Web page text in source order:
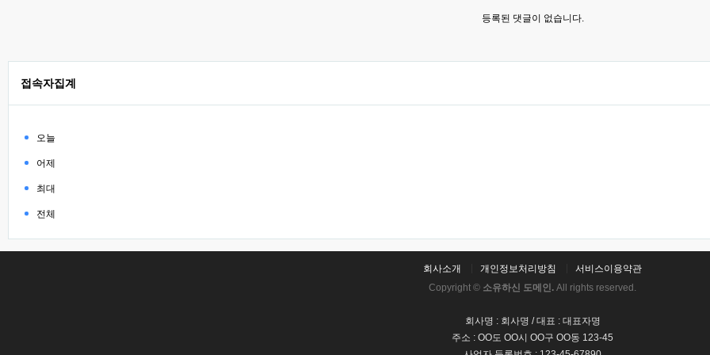
등록된 댓글이 없습니다.
접속자집계
오늘
어제
최대
전체
회사소개 개인정보처리방침
서비스이용약관
Copyright © 소유하신 도메인. All rights reserved.
회사명 : 회사명 / 대표 : 대표자명
주소 : OO도 OO시 OO구 OO동 123-45